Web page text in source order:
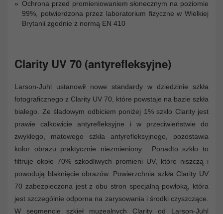
Ochrona przed promieniowaniem słonecznym na poziomie
99%, potwierdzona przez laboratorium fizyczne w Wielkiej
Brytanii zgodnie z normą EN 410
Clarity UV 70 (antyrefleksyjne)
Larson-Juhl ustanowił nowe standardy w dziedzinie szkła
fotograficznego z Clarity UV 70, które powstaje na bazie szkła
białego. Ze śladowym odbiciem poniżej 1% szkło Clarity jest
prawie całkowicie antyrefleksyjne i w przeciwieństwie do
zwykłego, matowego szkła antyrefleksyjnego, pozostawia
kolor obrazu praktycznie niezmieniony. Ponadto szkło to
filtruje około 70% szkodliwych promieni UV, które niszczą i
powodują blaknięcie obrazów. Powierzchnia szkła Clarity UV
70 zabezpieczona jest z obu stron specjalną powłoką, która
jest szczególnie odporna na zarysowania i środki czyszczące.
W segmencie szkieł muzealnych Clarity od Larson-Juhl